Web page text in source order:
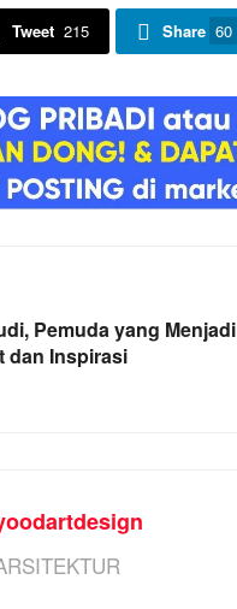
Tweet 215 Share 60
Pemuda yang Menjadi
dan Inspirasi